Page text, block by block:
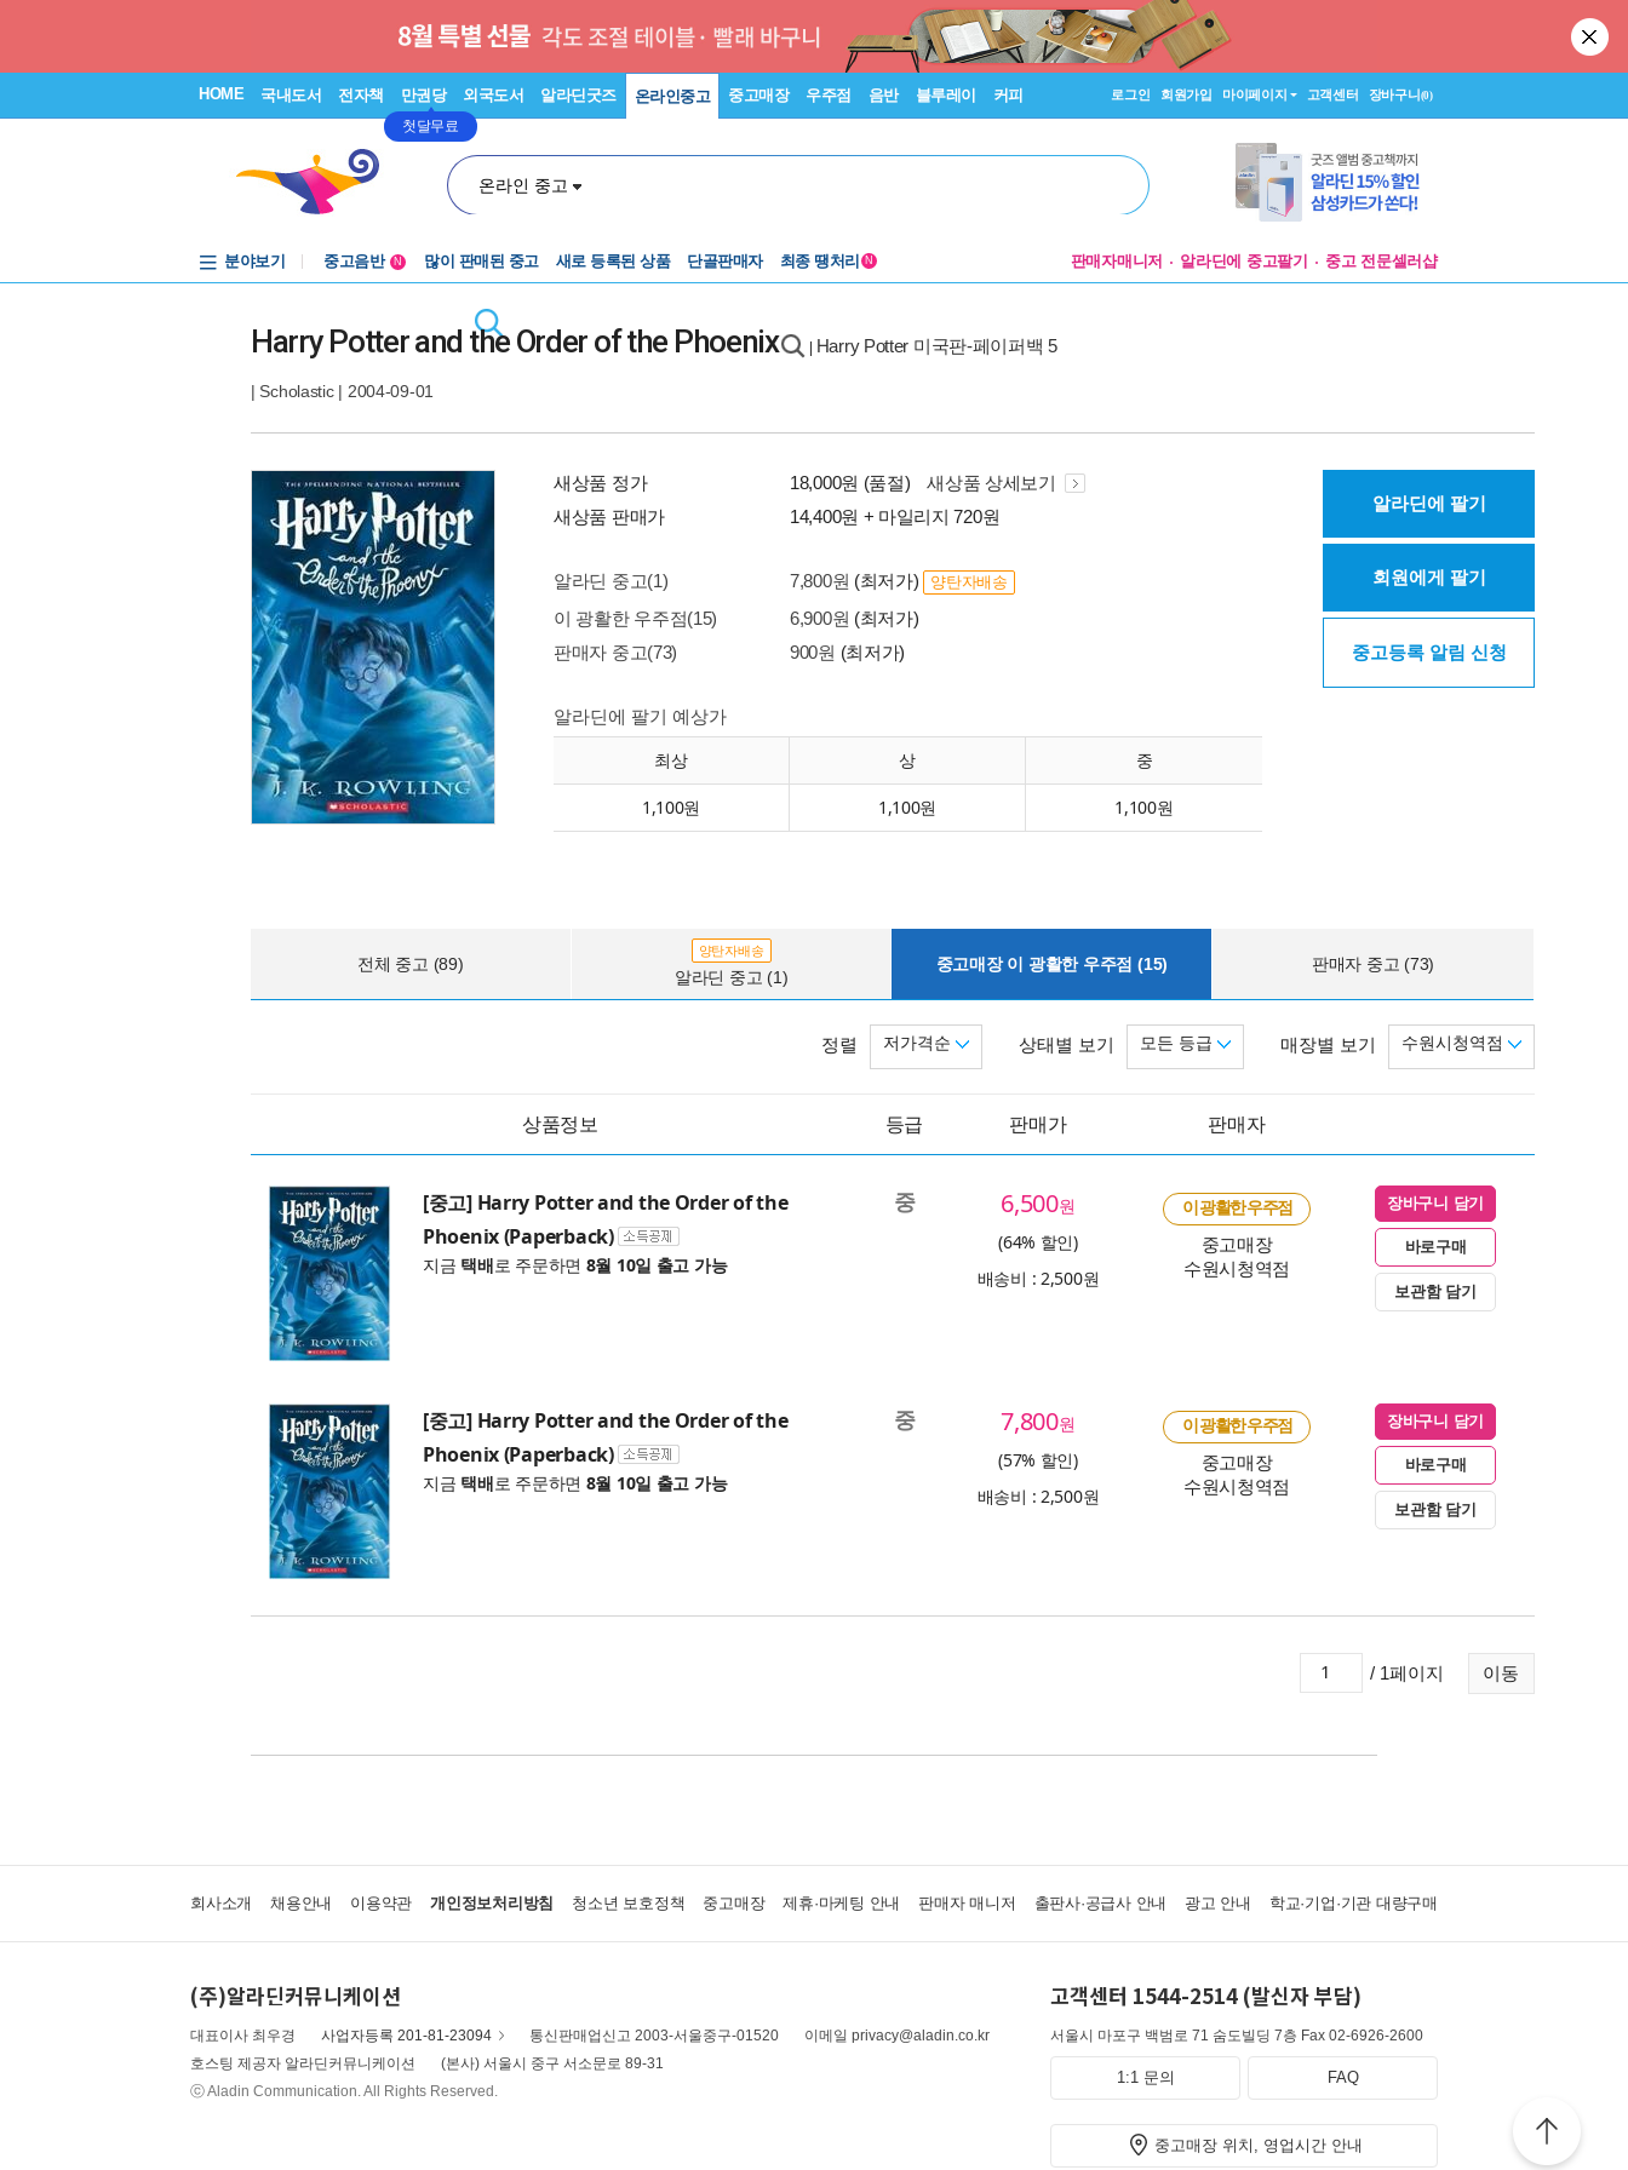
HOME 국내도서 전자책 만권당
첫달무료
외국도서 알라딘굿즈 온라인중고 중고매장 우주점 음반 블루레이 커피 로그인 회원가입 마이페이지 고객센터 장바구니(0)
온라인 중고
분야보기
중고음반
N 많이 판매된 중고 새로 등록된 상품 단골판매자 최종 땡처리 N 판매자매니저 알라딘에 중고팔기 중고 전문셀러샵
Harry Potter and the Order of the Phoenix Harry Potter 미국판-페이퍼백 5
| Scholastic| 2004-09-01
새상품 정가 18,000원 (품절)
새상품 상세보기
새상품 판매가
14,400원 + 마일리지 720원
알라딘 중고(1) 7,800원 (최저가) 양탄자배송
이 광활한 우주점(15) 6,900원 (최저가)
판매자 중고(73)
900원 (최저가)
알라딘에 팔기 예상가
최상 상 중
1,100원 1,100원 1,100원
알라딘에 팔기
회원에게 팔기
중고등록 알림 신청
전체 중고 (89)
양탄자배송
알라딘 중고 (1)
중고매장 이 광활한 우주점 (15) 판매자 중고 (73)
매장별 보기 수원시청역점
상태별 보기 모든 등급
정렬 저가격순
상품정보 등급 판매가 판매자
[중고] Harry Potter and the Order of the
Phoenix (Paperback)
지금 택배로 주문하면 8월 10일 출고 가능
중 6,500원
(64% 할인)
배송비 : 2,500원
이 광활한 우주점
중고매장
수원시청역점
장바구니 담기
바로구매
보관함 담기
[중고] Harry Potter and the Order of the
Phoenix (Paperback)
지금 택배로 주문하면 8월 10일 출고 가능
중 7,800원
(57% 할인)
배송비 : 2,500원
이 광활한 우주점
중고매장
수원시청역점
장바구니 담기
바로구매
보관함 담기
이동
/ 1페이지
회사소개 채용안내 이용약관 개인정보처리방침 청소년 보호정책 중고매장 제휴·마케팅 안내 판매자 매니저 출판사·공급사 안내 광고 안내 학교·기업·기관 대량구매
(주)알라딘커뮤니케이션
대표이사 최우경 사업자등록 201-81-23094 통신판매업신고 2003-서울중구-01520
이메일 privacy@aladin.co.kr
호스팅 제공자 알라딘커뮤니케이션
(본사) 서울시 중구 서소문로 89-31
ⓒ Aladin Communication. All Rights Reserved.
고객센터 1544-2514 (발신자 부담)
서울시 마포구 백범로 71 숨도빌딩 7층 Fax 02-6926-2600
1:1 문의 FAQ
중고매장 위치, 영업시간 안내